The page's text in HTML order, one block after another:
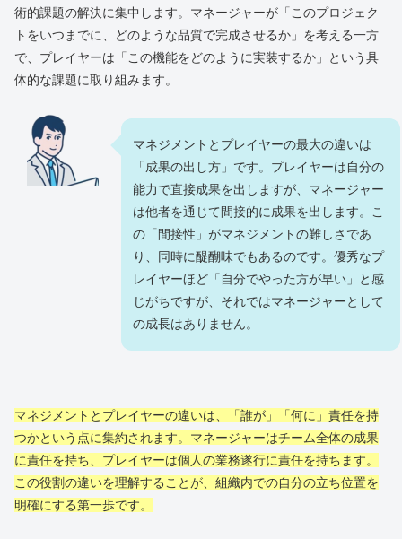
術的課題の解決に集中します。マネージャーが「このプロジェク
トをいつまでに、どのような品質で完成させるか」を考える一方
で、プレイヤーは「この機能をどのように実装するか」という具
体的な課題に取り組みます。
マネジメントとプレイヤーの最大の違いは
「成果の出し方」です。プレイヤーは自分の
能力で直接成果を出しますが、マネージャー
は他者を通じて間接的に成果を出します。こ
の「間接性」がマネジメントの難しさであ
り、同時に醍醐味でもあるのです。優秀なプ
レイヤーほど「自分でやった方が早い」と感
じがちですが、それではマネージャーとして
の成長はありません。
マネジメントとプレイヤーの違いは、「誰が」「何に」責任を持
つかという点に集約されます。マネージャーはチーム全体の成果
に責任を持ち、プレイヤーは個人の業務遂行に責任を持ちます。
この役割の違いを理解することが、組織内での自分の立ち位置を
明確にする第一歩です。